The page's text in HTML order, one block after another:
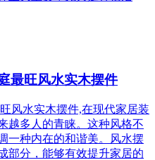
最旺风水实木摆件
风水实木摆件,在现代家居装
越多人的青睐。这种风格不
一种内在的和谐美。风水摆
部分，能够有效提升家居的